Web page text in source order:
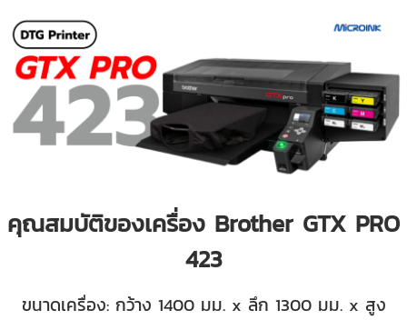
คุณสมบัติของเครื่อง Brother GTX PRO
423
ขนาดเครื่อง: กว้าง 1400 มม. x ลึก 1300 มม. x สูง